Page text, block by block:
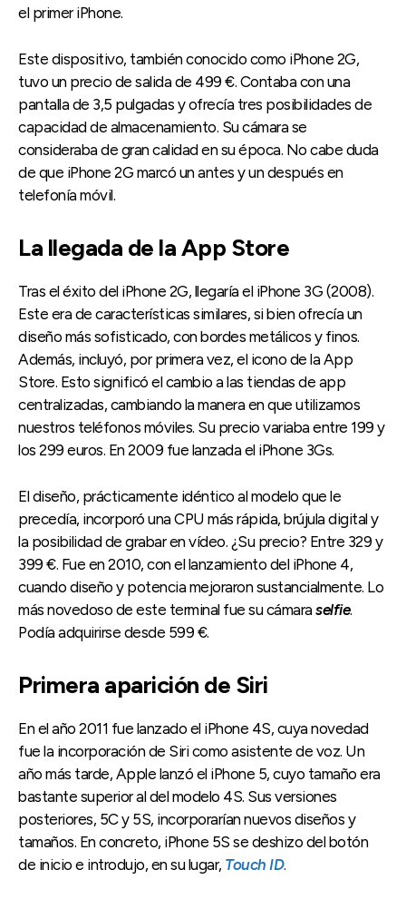
el primer iPhone.
Este dispositivo, también conocido como iPhone 2G,
tuvo un precio de salida de 499 €. Contaba con una
pantalla de 3,5 pulgadas y ofrecía tres posibilidades de
capacidad de almacenamiento. Su cámara se
consideraba de gran calidad en su época. No cabe duda
de que iPhone 2G marcó un antes y un después en
telefonía móvil.
La llegada de la App Store
Tras el éxito del iPhone 2G, llegaría el iPhone 3G (2008).
Este era de características similares, si bien ofrecía un
diseño más sofisticado, con bordes metálicos y finos.
Además, incluyó, por primera vez, el icono de la App
Store. Esto significó el cambio a las tiendas de app
centralizadas, cambiando la manera en que utilizamos
nuestros teléfonos móviles. Su precio variaba entre 199 y
los 299 euros. En 2009 fue lanzada el iPhone 3Gs.
El diseño, prácticamente idéntico al modelo que le
precedía, incorporó una CPU más rápida, brújula digital y
la posibilidad de grabar en vídeo. ¿Su precio? Entre 329 y
399 €. Fue en 2010, con el lanzamiento del iPhone 4,
cuando diseño y potencia mejoraron sustancialmente. Lo
más novedoso de este terminal fue su cámaraselfie.
Podía adquirirse desde 599 €.
Primera aparición de Siri
En el año 2011 fue lanzado el iPhone 4S, cuya novedad
fue la incorporación de Siri como asistente de voz. Un
año más tarde, Apple lanzó el iPhone 5, cuyo tamaño era
bastante superior al del modelo 4S. Sus versiones
posteriores, 5C y 5S, incorporarían nuevos diseños y
tamaños. En concreto, iPhone 5S se deshizo del botón
de inicio e introdujo, en su lugar, Touch ID.